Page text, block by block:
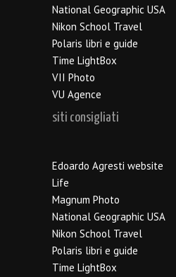
National Geographic USA
Nikon School Travel
Polaris libri e guide
Time LightBox
VII Photo
VU Agence
siti consigliati
Edoardo Agresti website
Life
Magnum Photo
National Geographic USA
Nikon School Travel
Polaris libri e guide
Time LightBox